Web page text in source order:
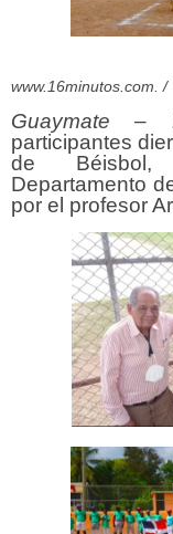
www.16minutos.com. /
Guaymate –
participantes
de Béisbol,
Departamento
por el profesor